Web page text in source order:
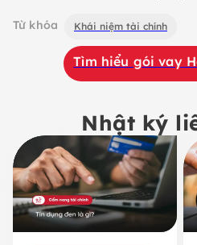
Từ khóa Khái niệm tài chính
Tìm hiểu gói vay
Nhật ký